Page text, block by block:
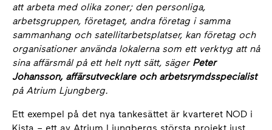
att arbeta med olika zoner; den personliga,
arbetsgruppen, företaget, andra företag i samma
sammanhang och satellitarbetsplatser, kan företag och
organisationer använda lokalerna som ett verktyg att nå
sina affärsmål på ett helt nytt sätt, säger Peter
Johansson, affärsutvecklare och arbetsrymdsspecialist
på Atrium Ljungberg.
Ett exempel på det nya tankesättet är kvarteret NOD i